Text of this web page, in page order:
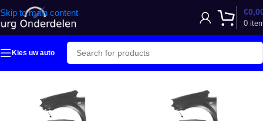
Skip to main content
0
€
Kies uw auto